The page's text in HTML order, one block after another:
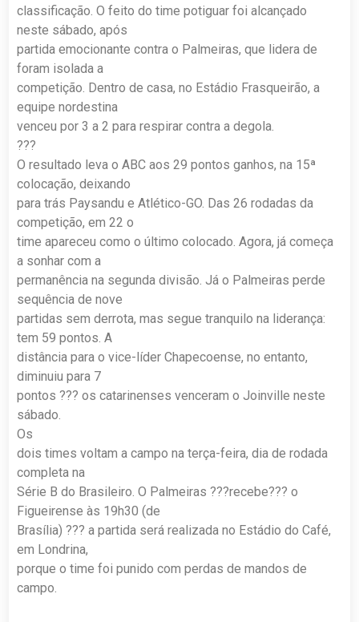
classificação. O feito do time potiguar foi alcançado
neste sábado, após
partida emocionante contra o Palmeiras, que lidera de
foram isolada a
competição. Dentro de casa, no Estádio Frasqueirão, a
equipe nordestina
venceu por 3 a 2 para respirar contra a degola.
???
O resultado leva o ABC aos 29 pontos ganhos, na 15ª
colocação, deixando
para trás Paysandu e Atlético-GO. Das 26 rodadas da
competição, em 22 o
time apareceu como o último colocado. Agora, já começa
a sonhar com a
permanência na segunda divisão. Já o Palmeiras perde
sequência de nove
partidas sem derrota, mas segue tranquilo na liderança:
tem 59 pontos. A
distância para o vice-líder Chapecoense, no entanto,
diminuiu para 7
pontos ??? os catarinenses venceram o Joinville neste
sábado.
Os
dois times voltam a campo na terça-feira, dia de rodada
completa na
Série B do Brasileiro. O Palmeiras ???recebe??? o
Figueirense às 19h30 (de
Brasília) ??? a partida será realizada no Estádio do Café,
em Londrina,
porque o time foi punido com perdas de mandos de
campo.